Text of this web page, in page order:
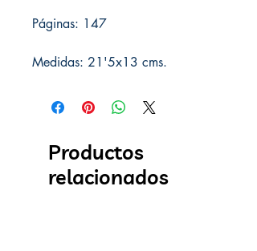
Páginas: 147
Medidas: 21'5x13 cms.
Productos
relacionados